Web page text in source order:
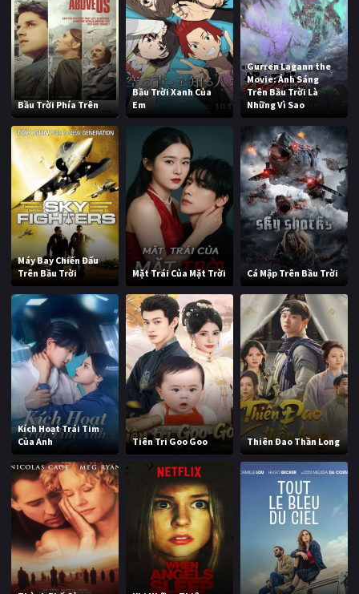
Bầu Trời Phía Trên
Bầu Trời Xanh Của
Em
Gurren Lagann the
Movie: Ánh Sáng
Trên Bầu Trời Là
Những Vì Sao
Máy Bay Chiến Đấu
Trên Bầu Trời
Mặt Trái Của Mặt Trời Cá Mập Trên Bầu Trời
Kích Hoạt Trái Tim
Của Anh
Tiên Tri Goo Goo Thiên Đao Thần Long